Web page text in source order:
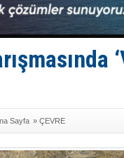
Sayfa » ÇEVRE